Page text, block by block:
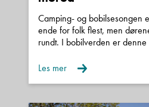
Camping- og bobilsesongen
ende for folk flest, men
rundt. I bobilverden er denne
Les mer